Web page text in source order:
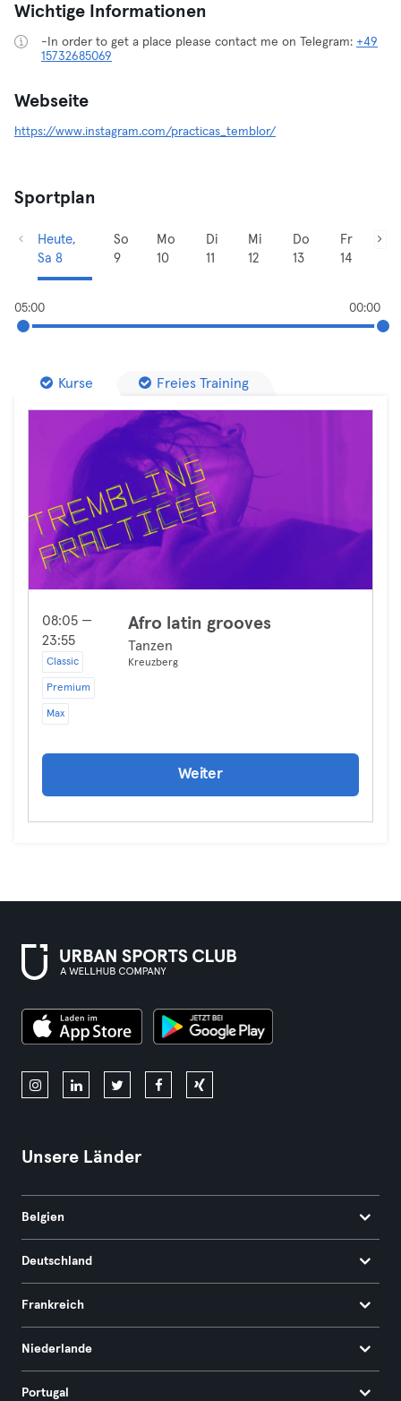
Wichtige Informationen
-In order to get a place please contact me on Telegram: +49
15732685069
Webseite
https://www.instagram.com/practicas_temblor/
Sportplan
Heute,
Sa 8
So
9
Mo
10
Di
11
Mi
12
Do
13
Fr
14
05:00 00:00
Kurse Freies Training
08:05 —
23:55
Classic
Premium
Max
Afro latin grooves
Tanzen
Kreuzberg
Weiter
Unsere Länder
Belgien
Deutschland
Frankreich
Niederlande
Portugal